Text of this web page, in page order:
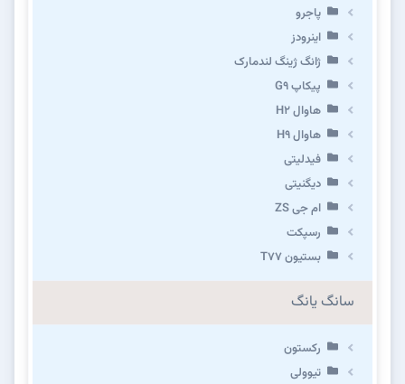
پاجرو
اینرودز
ژانگ ژینگ لندمارک
پیکاپ G۹
هاوال H۲
هاوال H۹
فیدلیتی
دیگنیتی
ام جی ZS
رسپکت
بستیون T۷۷
سانگ یانگ
رکستون
تیوولی